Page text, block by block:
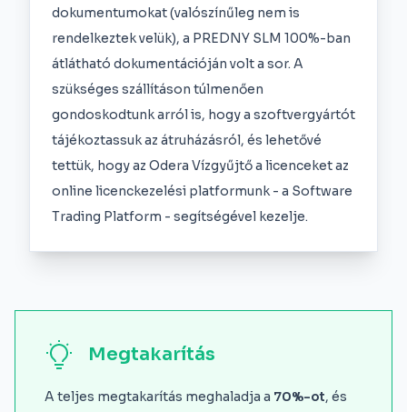
dokumentumokat (valószínűleg nem is
rendelkeztek velük), a PREDNY SLM 100%-ban
átlátható dokumentációján volt a sor. A
szükséges szállításon túlmenően
gondoskodtunk arról is, hogy a szoftvergyártót
tájékoztassuk az átruházásról, és lehetővé
tettük, hogy az Odera Vízgyűjtő a licenceket az
online licenckezelési platformunk - a Software
Trading Platform - segítségével kezelje.
Megtakarítás
A teljes megtakarítás meghaladja a 70%-ot, és